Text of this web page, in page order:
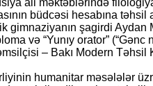
ali məktəblərində
büdcəsi hesabına
gimnaziyanın şagirdi Aydan
və “Yunıy orator”
– Bakı Modern
humanitar məsələlər